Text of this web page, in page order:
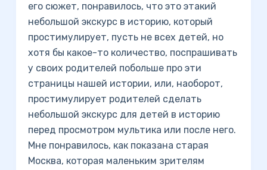
его сюжет, понравилось, что это этакий
небольшой экскурс в историю, который
простимулирует, пусть не всех детей, но
хотя бы какое-то количество, поспрашивать
у своих родителей побольше про эти
страницы нашей истории, или, наоборот,
простимулирует родителей сделать
небольшой экскурс для детей в историю
перед просмотром мультика или после него.
Мне понравилось, как показана старая
Москва, которая маленьким зрителям